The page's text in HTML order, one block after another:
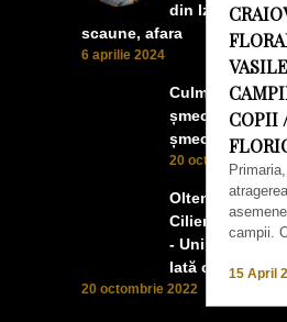
COPII
campii.
15 April
din Izbiceni a
scaune, afara
6 aprilie 2024
Culmea
șmecheră l-a
șmecher oltean
20 octombrie 2022
Oltenii,
Cilienii s-au
- Unii cu
Iată ce a ieșit!
20 octombrie 2022